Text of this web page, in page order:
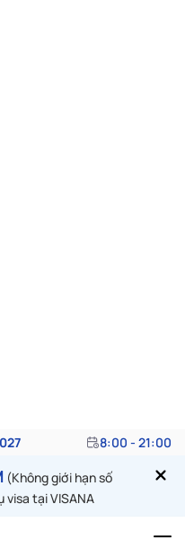
hình đa dạng, khí hậu
từng vùng và từng
nhất thường vào mùa